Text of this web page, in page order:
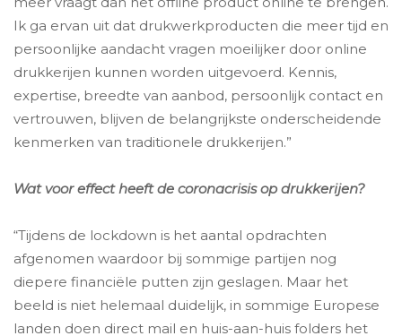
Ik ga ervan uit dat drukwerkproducten die meer tijd en
persoonlijke aandacht vragen moeilijker door online
drukkerijen kunnen worden uitgevoerd. Kennis,
expertise, breedte van aanbod, persoonlijk contact en
vertrouwen, blijven de belangrijkste onderscheidende
kenmerken van traditionele drukkerijen.”
Wat voor effect heeft de coronacrisis op drukkerijen?
“Tijdens de lockdown is het aantal opdrachten
afgenomen waardoor bij sommige partijen nog
diepere financiële putten zijn geslagen. Maar het
beeld is niet helemaal duidelijk, in sommige Europese
landen doen direct mail en huis-aan-huis folders het